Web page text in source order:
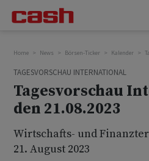
Home News Börsen-Ticker Kalender
TAGESVORSCHAU INTERNATIONAL
Tagesvorschau
den 21.08.2023
Wirtschafts- und
21. August 2023